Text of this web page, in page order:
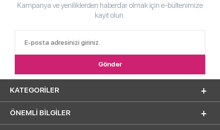
Kampanya ve yeniliklerden haberdar olmak için e-bültenimize
kayıt olun.
KATEGORILER
ÖNEMLI BILGILER